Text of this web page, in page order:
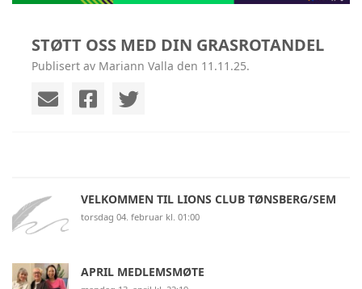
STØTT OSS MED DIN GRASROTANDEL
Publisert av Mariann Valla den 11.11.25.
VELKOMMEN TIL LIONS CLUB TØNSBERG/SEM
torsdag 04. februar kl. 01:00
APRIL MEDLEMSMØTE